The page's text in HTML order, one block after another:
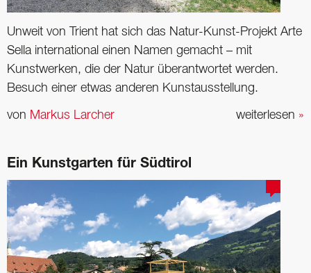
Unweit von Trient hat sich das Natur-Kunst-Projekt Arte
Sella international einen Namen gemacht – mit
Kunstwerken, die der Natur überantwortet werden.
Besuch einer etwas anderen Kunstausstellung.
weiterlesen »
von Markus Larcher
Ein Kunstgarten für Südtirol